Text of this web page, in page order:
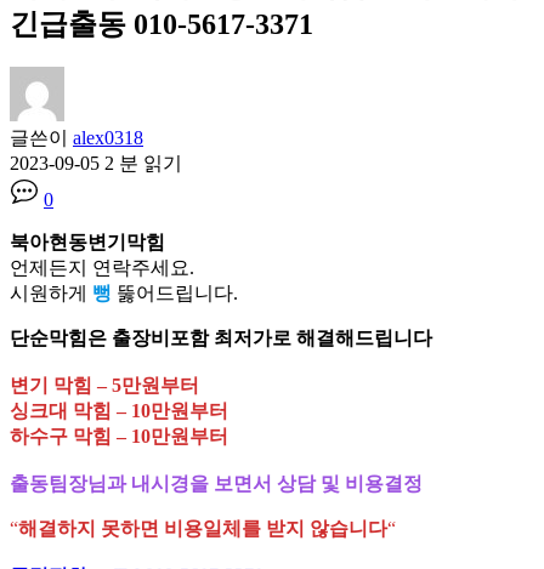
긴급출동 010-5617-3371
글쓴이 alex0318
2023-09-05 2 분 읽기
0
북아현동변기막힘
언제든지 연락주세요.
시원하게 뻥 뚫어드립니다.
단순막힘은 출장비포함 최저가로 해결해드립니다
변기 막힘 – 5만원부터
싱크대 막힘 – 10만원부터
하수구 막힘 – 10만원부터
출동팀장님과 내시경을 보면서 상담 및 비용결정
“해결하지 못하면 비용일체를 받지 않습니다“